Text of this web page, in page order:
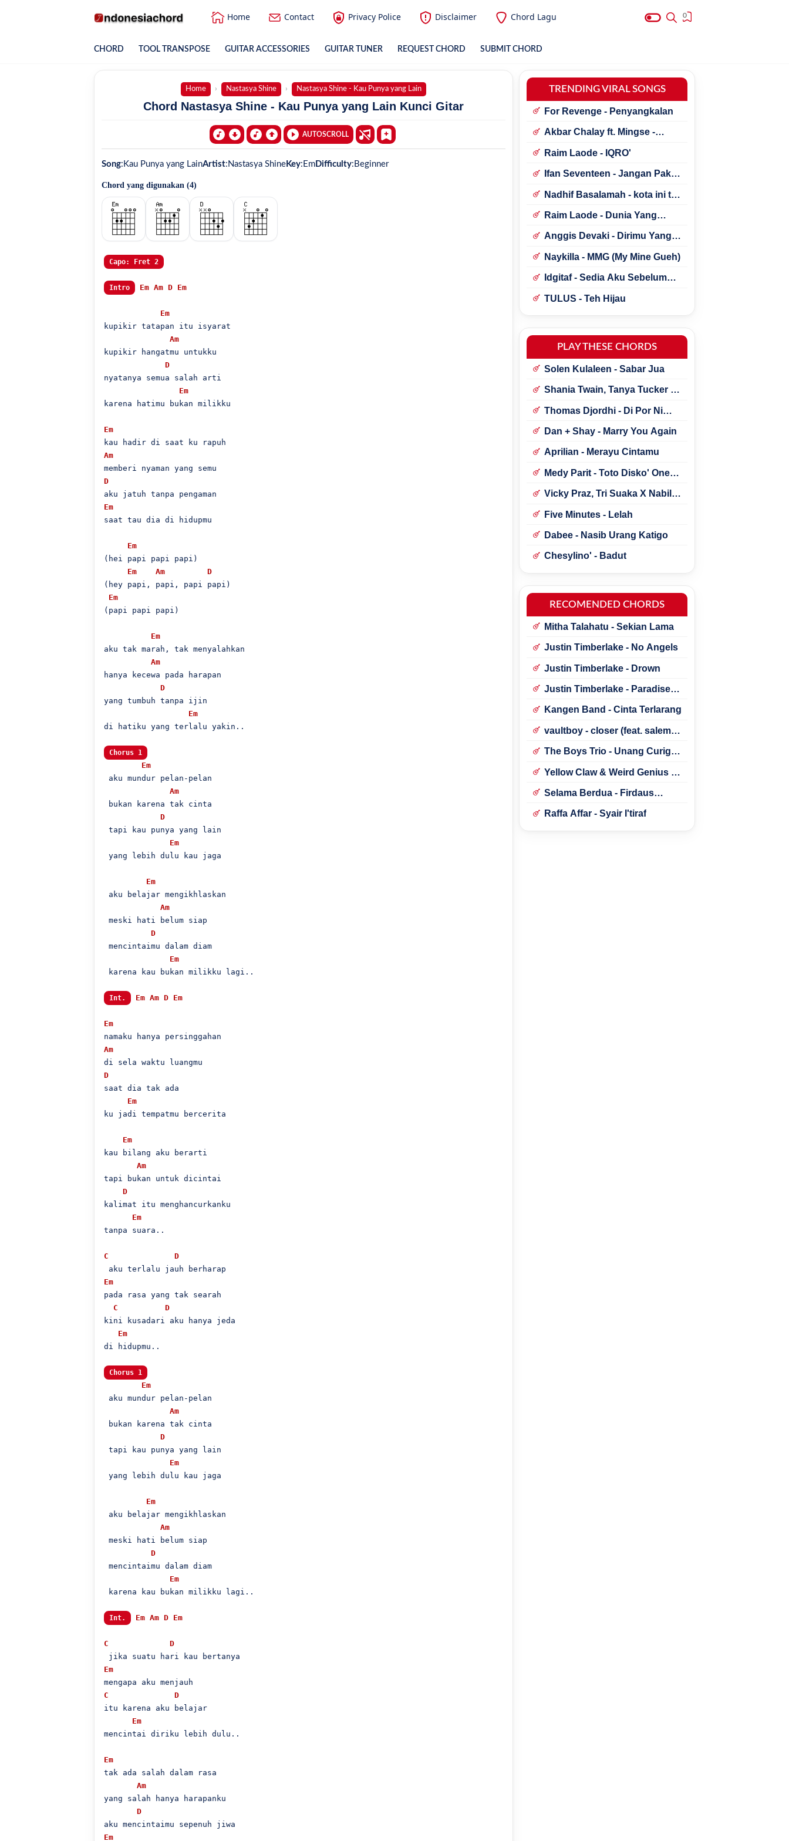
Home Contact Privacy Police Disclaimer Chord Lagu 0
CHORD TOOL TRANSPOSE GUITAR ACCESSORIES GUITAR TUNER REQUEST CHORD SUBMIT CHORD
Home Nastasya Shine Nastasya Shine - Kau Punya yang Lain
Chord Nastasya Shine - Kau Punya yang Lain Kunci Gitar
AUTOSCROLL
Song: Kau Punya yang LainArtist: Nastasya Shine Key: Em Difficulty: Beginner
Chord yang digunakan (4)
Capo: Fret 2
Intro Em Am D Em
Em
kupikir tatapan itu isyarat
Am
kupikir hangatmu untukku
D
nyatanya semua salah arti
Em
karena hatimu bukan milikku
Em
Am
D
Em
saat tau dia di hidupmu
Em
(hei papi papi papi)
Em
Am
D
(hey papi, papi, papi papi)
Em
(papi papi papi)
Em
aku tak marah, tak menyalahkan
Am
hanya kecewa pada harapan
D
yang tumbuh tanpa ijin
Em
di hatiku yang terlalu yakin..
Chorus 1
Em
aku mundur pelan-pelan
Am
bukan karena tak cinta
D
tapi kau punya yang lain
Em
yang lebih dulu kau jaga
Em
aku belajar mengikhlaskan
Am
meski hati belum siap
D
mencintaimu dalam diam
Em
karena kau bukan milikku lagi..
Int. Em Am D Em
Em
Am
D
saat dia tak ada
Em
ku jadi tempatmu bercerita
Em
kau bilang aku berarti
Am
tapi bukan untuk dicintai
D
kalimat itu menghancurkanku
Em
tanpa suara..
C
D
Em
pada rasa yang tak searah
C
D
kini kusadari aku hanya jeda
Em
di hidupmu..
Chorus 1
Em
aku mundur pelan-pelan
Am
bukan karena tak cinta
D
tapi kau punya yang lain
Em
yang lebih dulu kau jaga
Em
aku belajar mengikhlaskan
Am
meski hati belum siap
D
mencintaimu dalam diam
Em
karena kau bukan milikku lagi..
Int. Em Am D Em
C
D
Em
C
D
itu karena aku belajar
Em
mencintai diriku lebih dulu..
Em
tak ada salah dalam rasa
Am
yang salah hanya harapanku
D
Em
TRENDING VIRAL SONGS
For Revenge - Penyangkalan
Akbar Chalay ft. Mingse -
Raim Laode - IQRO'
Ifan Seventeen - Jangan Paksa
Nadhif Basalamah - kota ini tak
Raim Laode - Dunia Yang
Anggis Devaki - Dirimu Yang
Naykilla - MMG (My Mine Gueh)
Idgitaf - Sedia Aku Sebelum
TULUS - Teh Hijau
PLAY THESE CHORDS
Solen Kulaleen - Sabar Jua
Shania Twain, Tanya Tucker -
Thomas Djordhi - Di Por Ni
Dan + Shay - Marry You Again
Aprilian - Merayu Cintamu
Medy Parit - Toto Disko' One
Vicky Praz, Tri Suaka X Nabila
Five Minutes - Lelah
Dabee - Nasib Urang Katigo
Chesylino' - Badut
RECOMENDED CHORDS
Mitha Talahatu - Sekian Lama
Justin Timberlake - No Angels
Justin Timberlake - Drown
Justin Timberlake - Paradise ft.
Kangen Band - Cinta Terlarang
vaultboy - closer (feat. salem
The Boys Trio - Unang Curigai
Yellow Claw & Weird Genius -
Selama Berdua - Firdaus
Raffa Affar - Syair I'tiraf